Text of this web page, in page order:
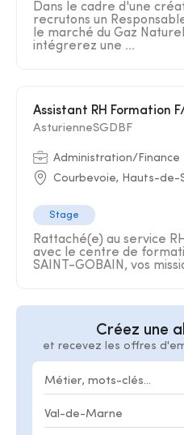
Dans le cadre d'une
recrutons un
le marché du Gaz
intégrerez une ...
Assistant RH Formation
AsturienneSGDBF
Administration/Finance
Courbevoie, Hauts-de-
Stage
Rattaché(e) au service
avec le centre de
SAINT-GOBAIN, vos
Créez une
et recevez les offres